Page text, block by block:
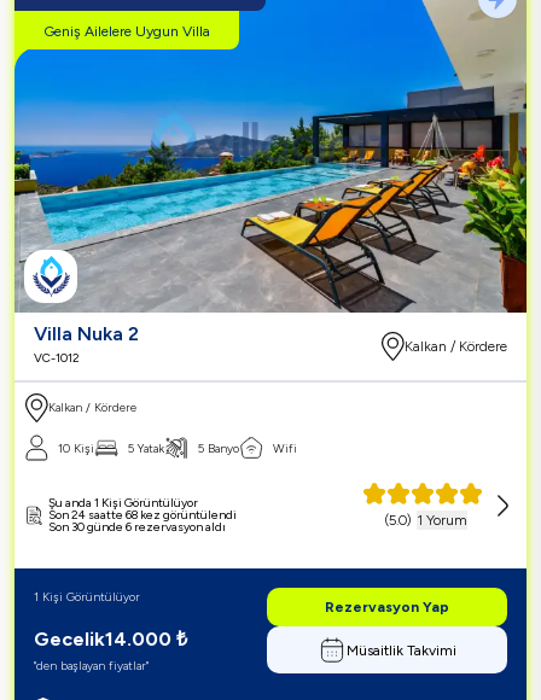
Geniş Ailelere Uygun Villa
Villa Nuka 2
VC-1012
Kalkan / Kördere
Kalkan / Kördere
10 Kişi 5 Yatak 5 Banyo Wifi
(5.0) 1 Yorum
Şu anda 1 Kişi Görüntülüyor
Son 24 saatte 68 kez görüntülendi
Son 30 günde 6 rezervasyon aldı
Gecelik14.000 ₺
"den başlayan fiyatlar"
1 Kişi Görüntülüyor
Rezervasyon Yap
Müsaitlik Takvimi